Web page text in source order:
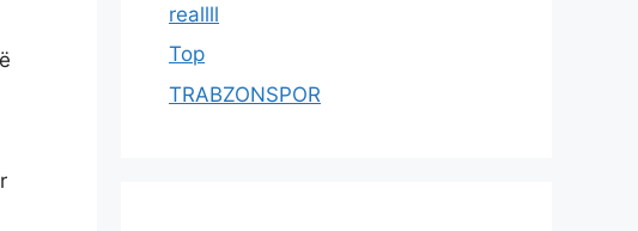
reallll
Top
TRABZONSPOR